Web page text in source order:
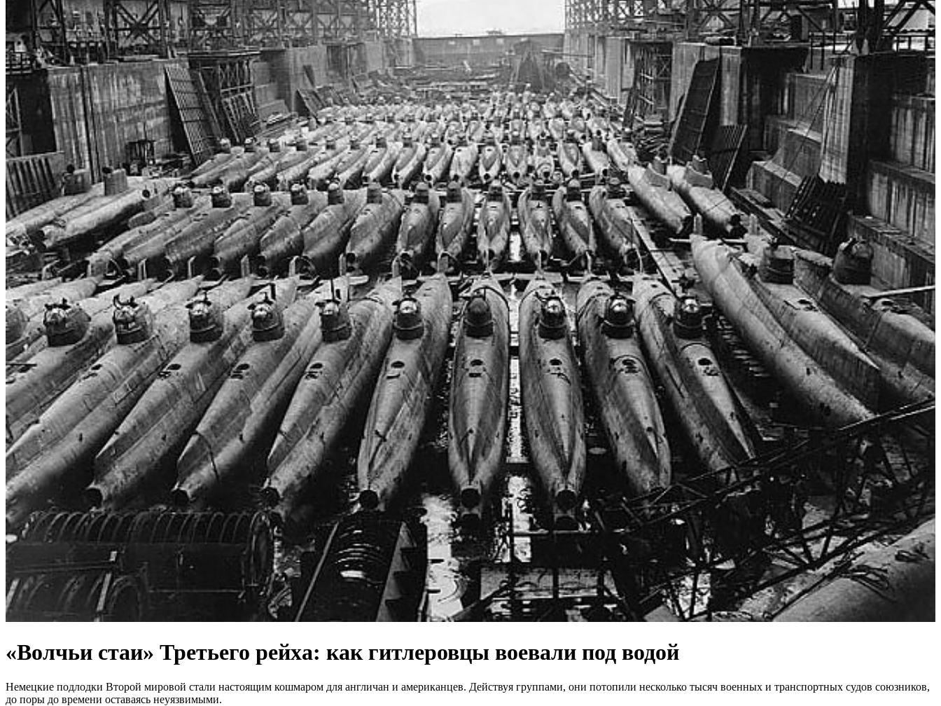
«Волчьи стаи» Третьего рейха: как гитлеровцы воевали под водой
Немецкие подлодки Второй мировой стали настоящим кошмаром для англичан и американцев. Действуя группами, они потопили несколько тысяч военных и транспортных судов союзников,
до поры до времени оставаясь неуязвимыми.